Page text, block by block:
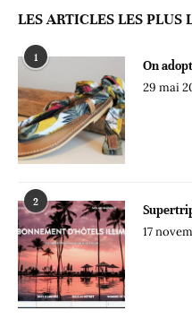
LES ARTICLES LES PLUS
1
On
29 mai
2
17